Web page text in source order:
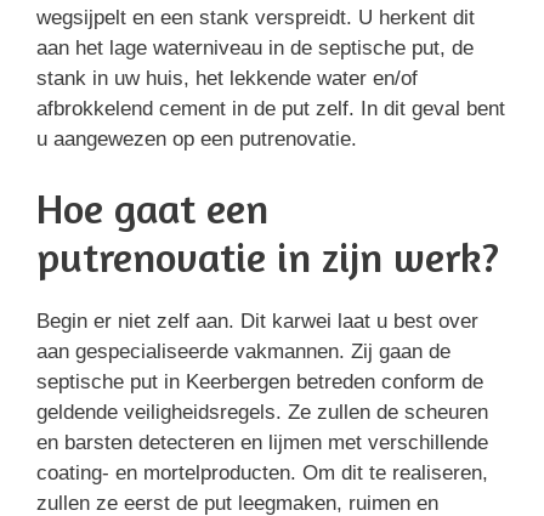
wegsijpelt en een stank verspreidt. U herkent dit
aan het lage waterniveau in de septische put, de
stank in uw huis, het lekkende water en/of
afbrokkelend cement in de put zelf. In dit geval bent
u aangewezen op een putrenovatie.
Hoe gaat een
putrenovatie in zijn werk?
Begin er niet zelf aan. Dit karwei laat u best over
aan gespecialiseerde vakmannen. Zij gaan de
septische put in Keerbergen betreden conform de
geldende veiligheidsregels. Ze zullen de scheuren
en barsten detecteren en lijmen met verschillende
coating- en mortelproducten. Om dit te realiseren,
zullen ze eerst de put leegmaken, ruimen en